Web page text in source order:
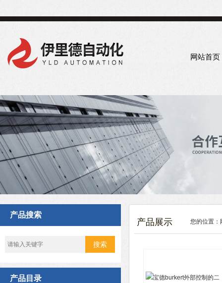
网站首页
产品搜索
产品目录
产品展示 您的位置：